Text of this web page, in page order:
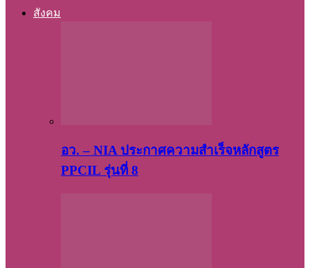
สังคม
อว. – NIA ประกาศความสำเร็จหลักสูตร
PPCIL รุ่นที่ 8